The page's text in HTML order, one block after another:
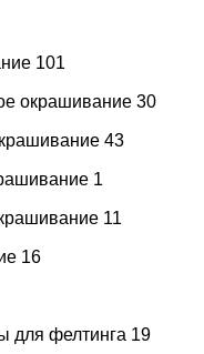
101
окрашивание 30
43
1
11
16
для фелтинга 19